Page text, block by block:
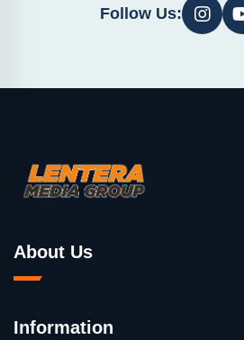
Follow Us:
About Us
Information